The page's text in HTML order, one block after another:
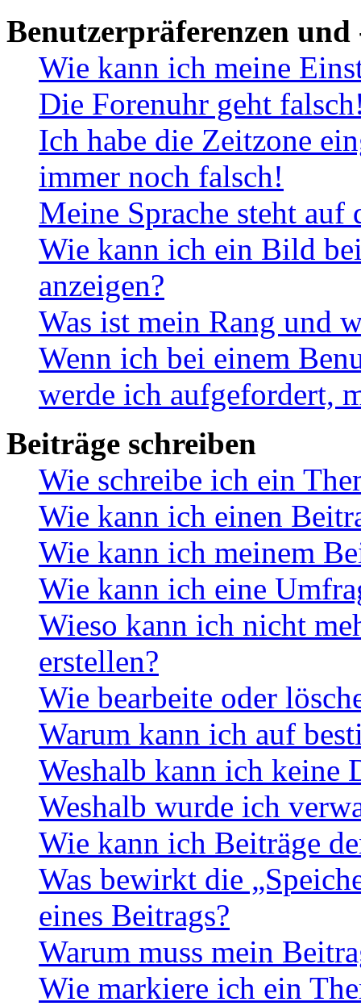
Benutzerpräferenzen und
Wie kann ich meine
Die Forenuhr geht
Ich habe die Zeitzone
immer noch falsch!
Meine Sprache steht
Wie kann ich ein Bild
anzeigen?
Was ist mein Rang und
Wenn ich bei einem
werde ich aufgefordert,
Beiträge schreiben
Wie schreibe ich ein
Wie kann ich einen
Wie kann ich meinem
Wie kann ich eine
Wieso kann ich nicht
erstellen?
Wie bearbeite oder
Warum kann ich auf
Weshalb kann ich keine
Weshalb wurde ich
Wie kann ich Beiträge
Was bewirkt die
eines Beitrags?
Warum muss mein
Wie markiere ich ein